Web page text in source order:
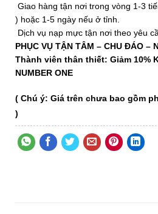
Giao hàng tận nơi trong vòng 1-3
) hoặc 1-5 ngày nếu ở tỉnh.
Dịch vụ nạp mực tận nơi theo yêu
PHỤC VỤ TẬN TÂM – CHU ĐÁO –
Thành viên thân thiết: Giảm 10%
NUMBER ONE
( Chú ý: Giá trên chưa bao gồm
)